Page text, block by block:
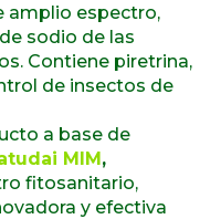
amplio espectro,
sodio de las
Contiene piretrina,
de insectos de
a base de
MIM,
fitosanitario,
y efectiva